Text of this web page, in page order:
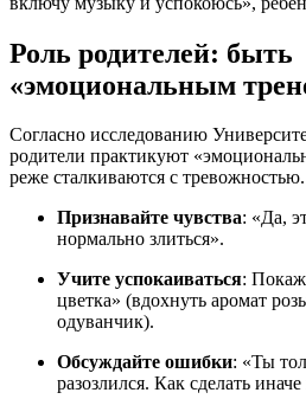
Роль родителей: быть
«эмоциональным
Согласно исследованию
родители практикуют
реже сталкиваются с
Признавайте чувства: «Да,
нормально злиться».
Учите успокаиваться:
цветка» (вдохнуть аромат
одуванчик).
Обсуждайте ошибки: «Ты
разозлился. Как сделать